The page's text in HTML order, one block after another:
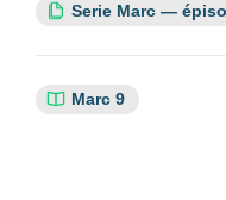
Cette ressource
Serie Marc —
Références
Marc 9